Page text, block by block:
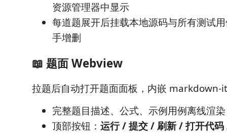
资源管理器中显示
每道题展开后挂载本地源码与所有测试
手增删
📖 题面 Webview
拉题后自动打开题面面板，内嵌 markdown-
完整题目描述、公式、示例用例离线渲染
顶部按钮： 运行 / 提交 / 刷新 / 打开代